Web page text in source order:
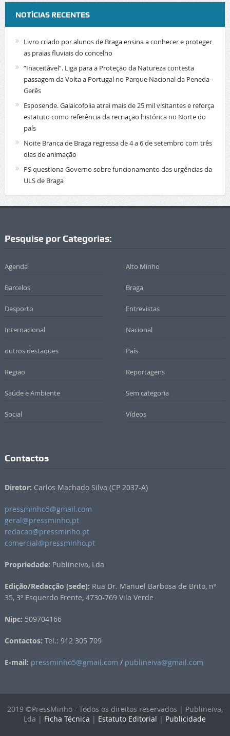
NOTÍCIAS RECENTES
Livro criado por alunos de Braga ensina a conhecer e proteger
as praias fluviais do concelho
“Inaceitável”. Liga para a Proteção da Natureza contesta
passagem da Volta a Portugal no Parque Nacional da Peneda-
Gerês
Esposende. Galaicofolia atrai mais de 25 mil visitantes e reforça
estatuto como referência da recriação histórica no Norte do
país
Noite Branca de Braga regressa de 4 a 6 de setembro com três
dias de animação
PS questiona Governo sobre funcionamento das urgências da
ULS de Braga
Pesquise por Categorias:
Agenda Alto Minho
Barcelos Braga
Desporto Entrevistas
Internacional Nacional
outros destaques País
Região Reportagens
Saúde e Ambiente Sem categoria
Social Vídeos
Contactos
Diretor: Carlos Machado Silva (CP 2037-A)
pressminho5@gmail.com
geral@pressminho.pt
redacao@pressminho.pt
comercial@pressminho.pt
Propriedade: Publineiva, Lda
Edição/Redacção (sede): Rua Dr. Manuel Barbosa de Brito, nº
35, 3º Esquerdo Frente, 4730-769 Vila Verde
Nipc: 509704166
Contactos: Tel.: 912 305 709
E-mail: pressminho5@gmail.com / publineiva@gmail.com
2019 ©PressMinho - Todos os direitos reservados | Publineiva,
Lda | Ficha Técnica | Estatuto Editorial | Publicidade